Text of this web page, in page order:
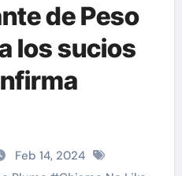
de Peso
los sucios
Feb 14, 2024